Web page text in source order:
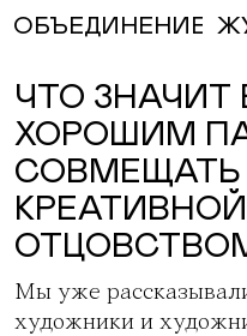
ОБЪЕДИНЕНИЕ
ЧТО ЗНАЧИТ
ХОРОШИМ
СОВМЕЩАТЬ
Мы уже
художники и